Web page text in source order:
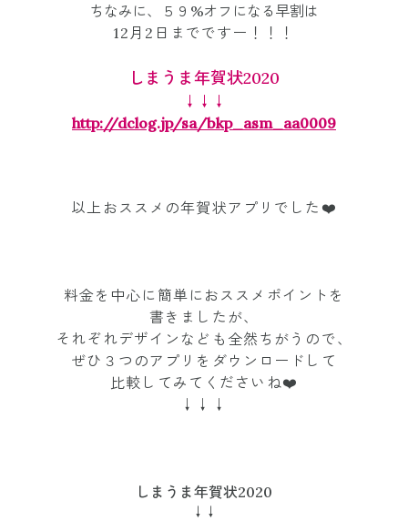
ちなみに、５９%オフになる早割は
12月2日までですー！！！
しまうま年賀状2020
↓↓↓
http://dclog.jp/sa/bkp_asm_aa0009
以上おススメの年賀状アプリでした❤️
料金を中心に簡単におススメポイントを
書きましたが、
それぞれデザインなども全然ちがうので、
ぜひ３つのアプリをダウンロードして
比較してみてくださいね❤️
↓↓↓
しまうま年賀状2020
↓↓